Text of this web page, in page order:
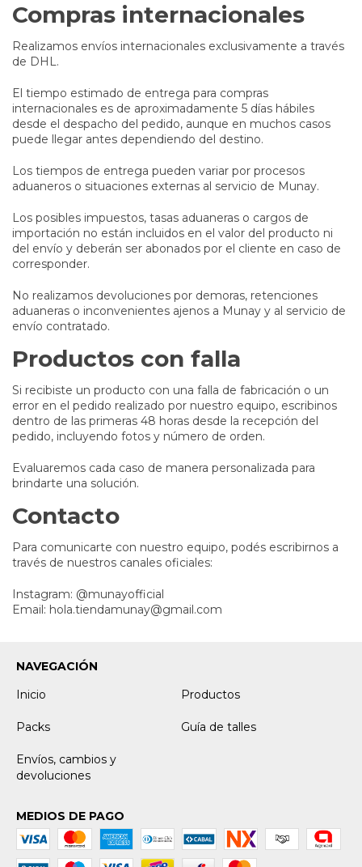
Compras internacionales
Realizamos envíos internacionales exclusivamente a través
de DHL.
El tiempo estimado de entrega para compras
internacionales es de aproximadamente 5 días hábiles
desde el despacho del pedido, aunque en muchos casos
puede llegar antes dependiendo del destino.
Los tiempos de entrega pueden variar por procesos
aduaneros o situaciones externas al servicio de Munay.
Los posibles impuestos, tasas aduaneras o cargos de
importación no están incluidos en el valor del producto ni
del envío y deberán ser abonados por el cliente en caso de
corresponder.
No realizamos devoluciones por demoras, retenciones
aduaneras o inconvenientes ajenos a Munay y al servicio de
envío contratado.
Productos con falla
Si recibiste un producto con una falla de fabricación o un
error en el pedido realizado por nuestro equipo, escribinos
dentro de las primeras 48 horas desde la recepción del
pedido, incluyendo fotos y número de orden.
Evaluaremos cada caso de manera personalizada para
brindarte una solución.
Contacto
Para comunicarte con nuestro equipo, podés escribirnos a
través de nuestros canales oficiales:
Instagram: @munayofficial
Email: hola.tiendamunay@gmail.com
NAVEGACIÓN
Inicio
Productos
Packs Guía de talles
Envíos, cambios y
devoluciones
MEDIOS DE PAGO